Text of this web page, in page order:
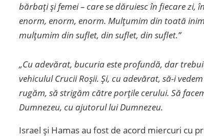
bărbați și femei – care se dăruiesc în fiecare zi,
enorm, enorm, enorm. Mulțumim din toată
mulțumim din suflet, din suflet, din suflet.”
„Cu adevărat, bucuria este profundă, dar
vehiculul Crucii Roșii. Și, cu adevărat, să-i
rugăm, să strigăm către porțile cerului. Să
Dumnezeu, cu ajutorul lui Dumnezeu.
Israel și Hamas au fost de acord miercuri cu